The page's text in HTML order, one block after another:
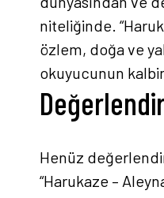
niteliğinde.
özlem, doğa ve
okuyucunun
Henüz
“Harukaze –